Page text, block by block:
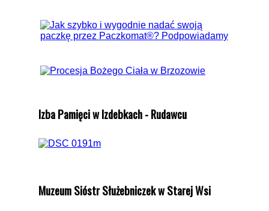
Izba Pamięci w Izdebkach - Rudawcu
Muzeum Sióstr Służebniczek w Starej Wsi